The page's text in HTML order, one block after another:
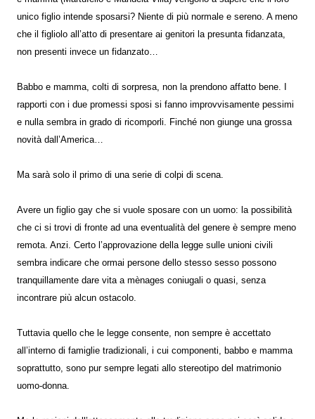
unico figlio intende sposarsi? Niente di più normale e sereno. A meno
che il figliolo all’atto di presentare ai genitori la presunta fidanzata,
non presenti invece un fidanzato…
Babbo e mamma, colti di sorpresa, non la prendono affatto bene. I
rapporti con i due promessi sposi si fanno improvvisamente pessimi
e nulla sembra in grado di ricomporli. Finché non giunge una grossa
novità dall’America…
Ma sarà solo il primo di una serie di colpi di scena.
Avere un figlio gay che si vuole sposare con un uomo: la possibilità
che ci si trovi di fronte ad una eventualità del genere è sempre meno
remota. Anzi. Certo l’approvazione della legge sulle unioni civili
sembra indicare che ormai persone dello stesso sesso possono
tranquillamente dare vita a mènages coniugali o quasi, senza
incontrare più alcun ostacolo.
Tuttavia quello che le legge consente, non sempre è accettato
all’interno di famiglie tradizionali, i cui componenti, babbo e mamma
soprattutto, sono pur sempre legati allo stereotipo del matrimonio
uomo-donna.